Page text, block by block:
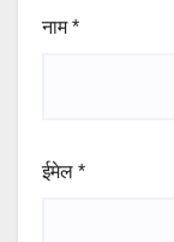
नाम*
ईमेल *